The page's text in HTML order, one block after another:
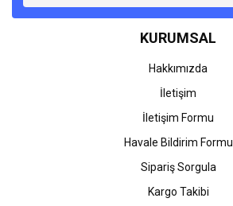
Ürün bilgilerinde hatalar bulunuyor.
Ürün fiyatı diğer sitelerden daha pahalı.
Gönder
KURUMSAL
Hakkımızda
İletişim
İletişim Formu
Havale Bildirim Formu
Sipariş Sorgula
Kargo Takibi